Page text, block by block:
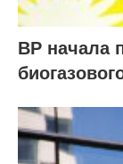
BP начала